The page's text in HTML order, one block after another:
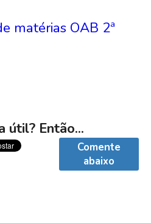
matérias OAB 2ª
útil? Então...
Comente
abaixo